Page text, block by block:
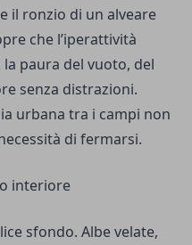
il ronzio di un alveare
che l’iperattività
la paura del vuoto, del
senza distrazioni.
urbana tra i campi non
di fermarsi.
interiore
sfondo. Albe velate,